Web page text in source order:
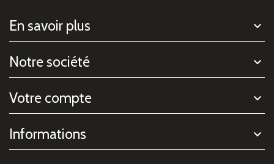
En savoir plus
Notre société
Votre compte
Informations